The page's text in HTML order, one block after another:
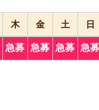
木 金 土 日
急募 急募 急募 急募